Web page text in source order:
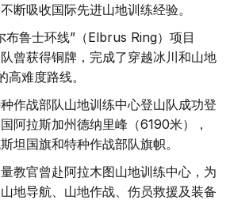
断吸收国际先进山地训练经验。
布鲁士环线”（Elbrus Ring）项目
曾获得铜牌，完成了穿越冰川和山地
难度路线。
作战部队山地训练中心登山队成功登
拉斯加州德纳里峰（6190米），
坦国旗和特种作战部队旗帜。
教官曾赴阿拉木图山地训练中心，为
地导航、山地作战、伤员救援及装备